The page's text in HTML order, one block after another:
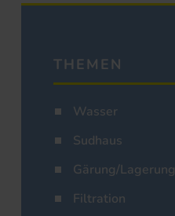
THEMEN
Wasser
Sudhaus
Gärung/Lagerung
Filtration